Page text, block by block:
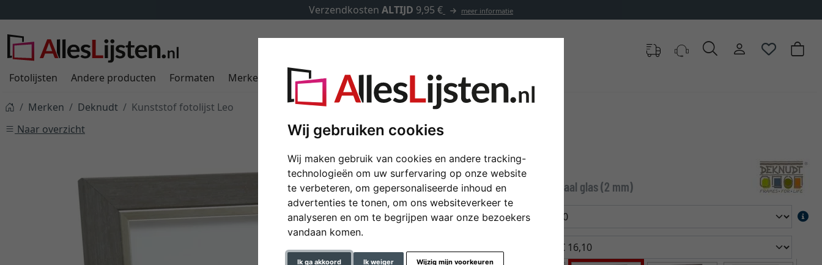
Wij gebruiken cookies
Wij maken gebruik van cookies en andere tracking-
technologieën om uw surfervaring op onze website
te verbeteren, om gepersonaliseerde inhoud en
advertenties te tonen, om ons websiteverkeer te
analyseren en om te begrijpen waar onze bezoekers
vandaan komen.
Ik ga akkoord Ik weiger Wijzig mijn voorkeuren
Verzendkosten ALTIJD 9,95 € meer informatie
Fotolijsten Andere producten Formaten Merken Lijsten op maat Passe-partouts Toebehoren
Merken Deknudt
Kunststof fotolijst Leo
Naar overzicht
Kunststof fotolijst Leo
10x15 cm | lichtgrijs-zilver | normaal glas (2 mm)
formaat